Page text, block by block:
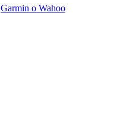
Garmin o Wahoo